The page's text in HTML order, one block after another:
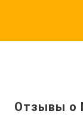
Отзывы о